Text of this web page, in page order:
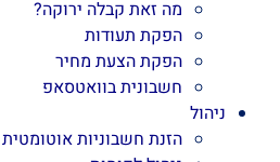
מה זאת קבלה ירוקה?
הפקת תעודות
הפקת הצעת מחיר
חשבונית בוואטסאפ
ניהול
הזנת חשבוניות אוטומטית